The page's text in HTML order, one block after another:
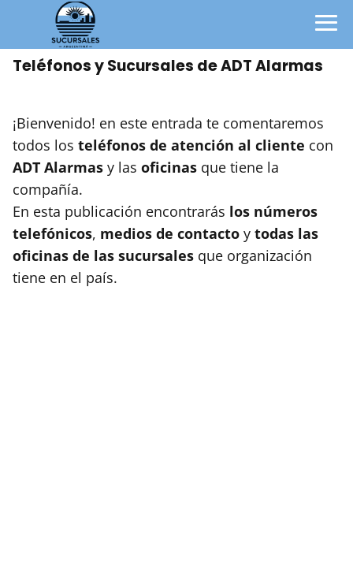
Teléfonos y Sucursales de ADT Alarmas
¡Bienvenido! en este entrada te comentaremos
todos los teléfonos de atención al cliente con
ADT Alarmas y las oficinas que tiene la
compañía.
En esta publicación encontrarás los números
telefónicos, medios de contacto y todas las
oficinas de las sucursales que organización
tiene en el país.